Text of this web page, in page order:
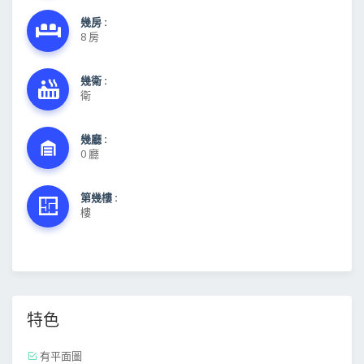
幾房 :
8 房
幾衛 :
衛
幾廳 :
0 廳
第幾樓 :
樓
特色
有平面圖